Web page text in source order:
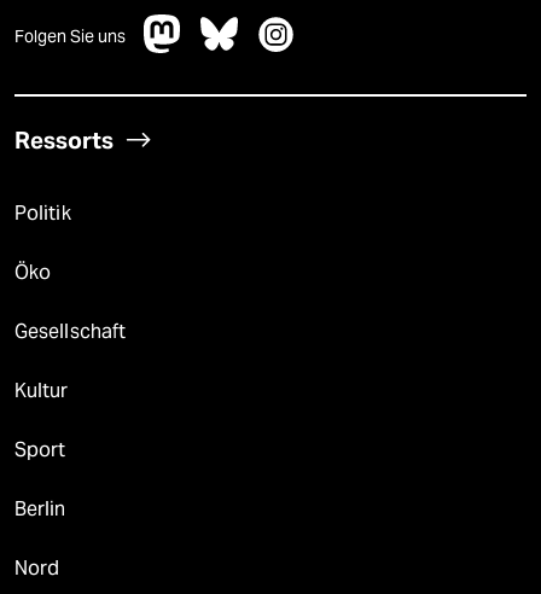
Folgen Sie uns
Ressorts
Politik
Öko
Gesellschaft
Kultur
Sport
Berlin
Nord